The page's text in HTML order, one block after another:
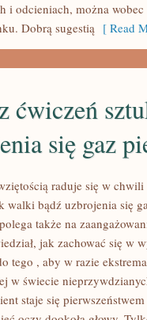
i odcieniach, można
Dobrą sugestią [ Read
ćwiczeń
się gaz
raduje się w chwili
walki bądź uzbrojenia się
także na
jak zachować się w
tego , aby w razie
w świecie
staje się